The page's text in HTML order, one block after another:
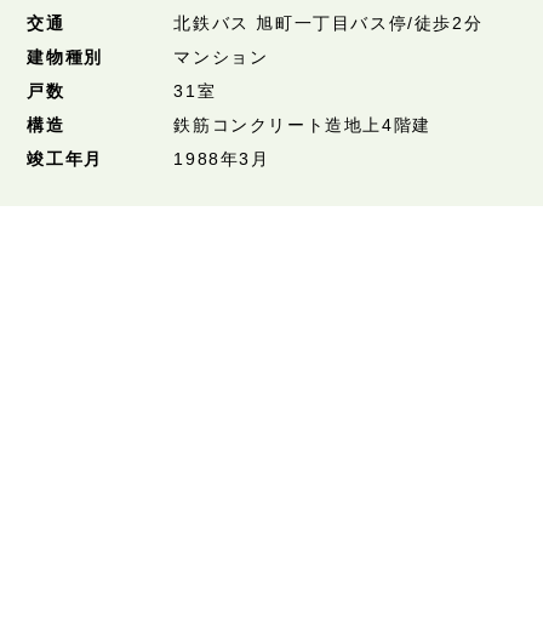
交通
北鉄バス 旭町一丁目バス停/徒歩2分
建物種別
マンション
戸数
31室
構造
鉄筋コンクリート造地上4階建
竣工年月
1988年3月